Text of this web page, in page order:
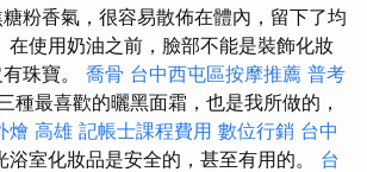
粉香氣，很容易散佈在體內，留下了均
在使用奶油之前，臉部不能是裝飾化妝
珠寶。 喬骨 台中西屯區按摩推薦 普考
種最喜歡的曬黑面霜，也是我所做的，
燴 高雄 記帳士課程費用 數位行銷 台中
浴室化妝品是安全的，甚至有用的。 台